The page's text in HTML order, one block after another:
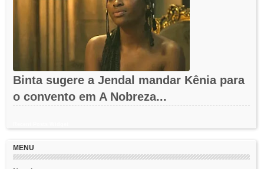
Binta sugere a Jendal mandar Kênia para
o convento em A Nobreza...
MENU